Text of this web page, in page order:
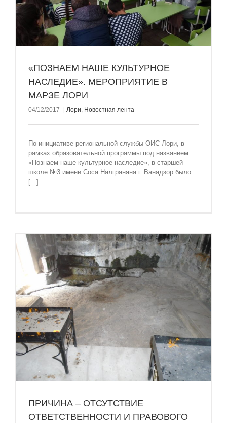
«ПОЗНАЕМ НАШЕ КУЛЬТУРНОЕ
НАСЛЕДИЕ». MЕРОПРИЯТИЕ В
МАРЗЕ ЛОРИ
04/12/2017 Лори, Новостная лента
По инициативе региональной службы ОИС Лори, в
рамках образовательной программы под названием
«Познаем наше культурное наследие», в старшей
школе №3 имени Соса Налграняна г. Ванадзор было
[...]
ПРИЧИНА – ОТСУТСТВИЕ
ОТВЕТСТВЕННОСТИ И ПРАВОВОГО